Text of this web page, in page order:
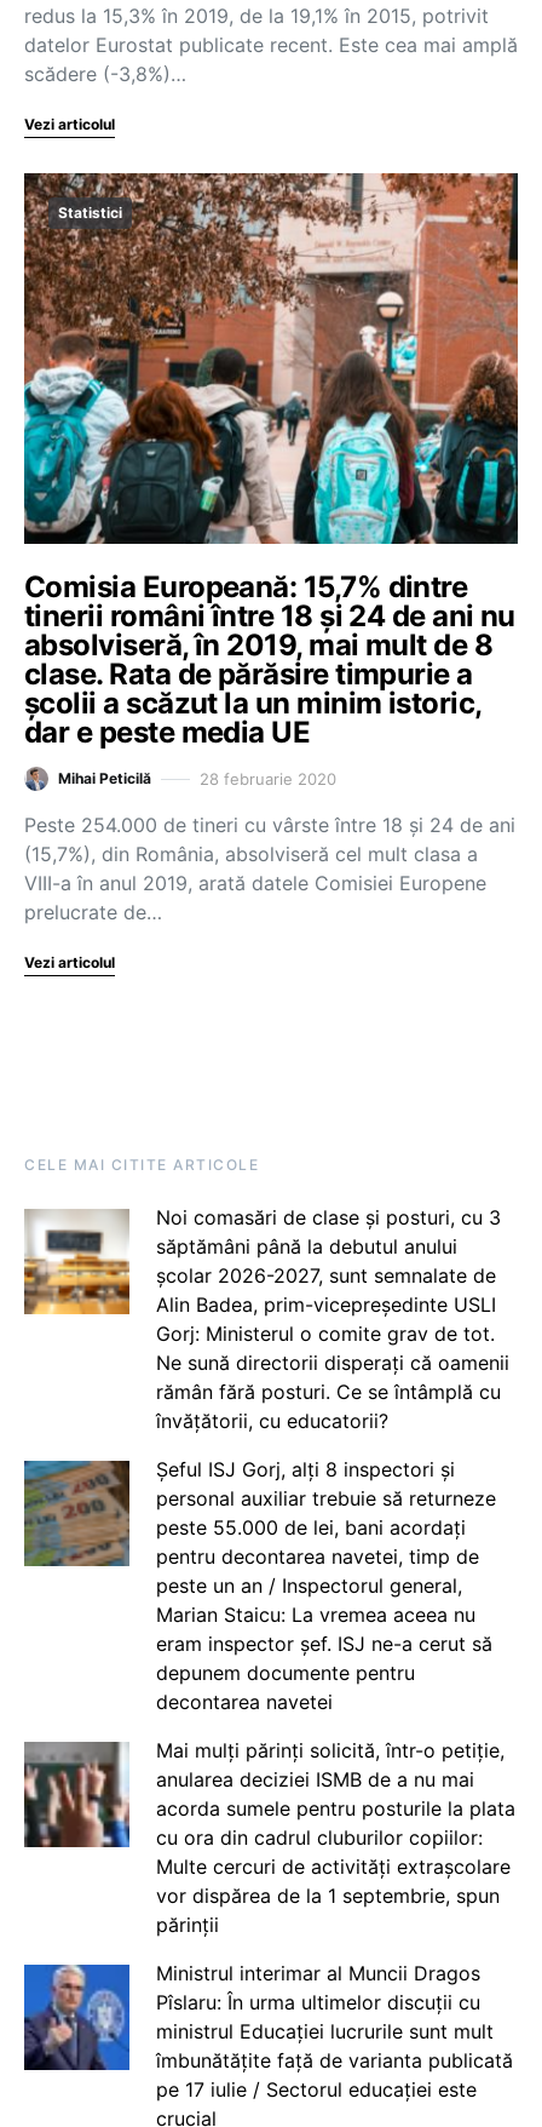
redus la 15,3% în 2019, de la 19,1% în 2015, potrivit
datelor Eurostat publicate recent. Este cea mai amplă
scădere (-3,8%)…
Vezi articolul
Statistici
Comisia Europeană: 15,7% dintre
tinerii români între 18 și 24 de ani nu
absolviseră, în 2019, mai mult de 8
clase. Rata de părăsire timpurie a
școlii a scăzut la un minim istoric,
dar e peste media UE
Mihai Peticilă 28 februarie 2020
Peste 254.000 de tineri cu vârste între 18 și 24 de ani
(15,7%), din România, absolviseră cel mult clasa a
VIII-a în anul 2019, arată datele Comisiei Europene
prelucrate de…
Vezi articolul
CELE MAI CITITE ARTICOLE
Noi comasări de clase și posturi, cu 3
săptămâni până la debutul anului
școlar 2026-2027, sunt semnalate de
Alin Badea, prim-vicepreședinte USLI
Gorj: Ministerul o comite grav de tot.
Ne sună directorii disperați că oamenii
rămân fără posturi. Ce se întâmplă cu
învățătorii, cu educatorii?
Șeful ISJ Gorj, alți 8 inspectori și
personal auxiliar trebuie să returneze
peste 55.000 de lei, bani acordați
pentru decontarea navetei, timp de
peste un an / Inspectorul general,
Marian Staicu: La vremea aceea nu
eram inspector șef. ISJ ne-a cerut să
depunem documente pentru
decontarea navetei
Mai mulți părinți solicită, într-o petiție,
anularea deciziei ISMB de a nu mai
acorda sumele pentru posturile la plata
cu ora din cadrul cluburilor copiilor:
Multe cercuri de activități extrașcolare
vor dispărea de la 1 septembrie, spun
părinții
Ministrul interimar al Muncii Dragos
Pîslaru: În urma ultimelor discuții cu
ministrul Educației lucrurile sunt mult
îmbunătățite față de varianta publicată
pe 17 iulie / Sectorul educației este
crucial